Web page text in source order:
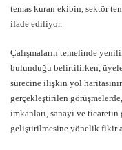
temas kuran ekibin, sektör
ifade ediliyor.
Çalışmaların temelinde
bulunduğu belirtilirken,
sürecine ilişkin yol
gerçekleştirilen
imkanları, sanayi ve
geliştirilmesine yönelik fikir